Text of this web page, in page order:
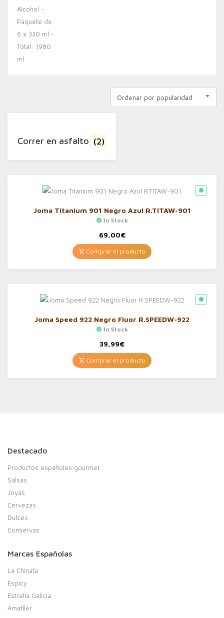
Ordenar por popularidad
Correr en asfalto (2)
Joma Titanium 901 Negro Azul R.TITAW-901
In Stock
69,00€
Comprar el producto
Joma Speed 922 Negro Fluor R.SPEEDW-922
In Stock
39,99€
Comprar el producto
Destacado
Productos españoles gourmet
Salsas
Joyas
Cervezas
Dulces
Conservas
Marcas Españolas
La Chinata
Espicy
Estrella Galicia
Amatller